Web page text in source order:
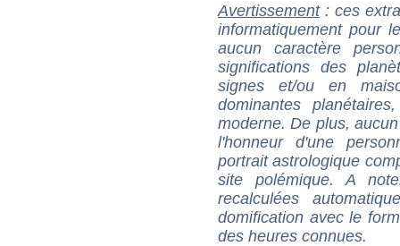
Avertissement: ces
informatiquement pour
aucun caractère
significations des
signes et/ou en
dominantes
moderne. De plus,
l'honneur d'une
portrait astrologique
site polémique. A
recalculées
domification avec le
des heures connues.